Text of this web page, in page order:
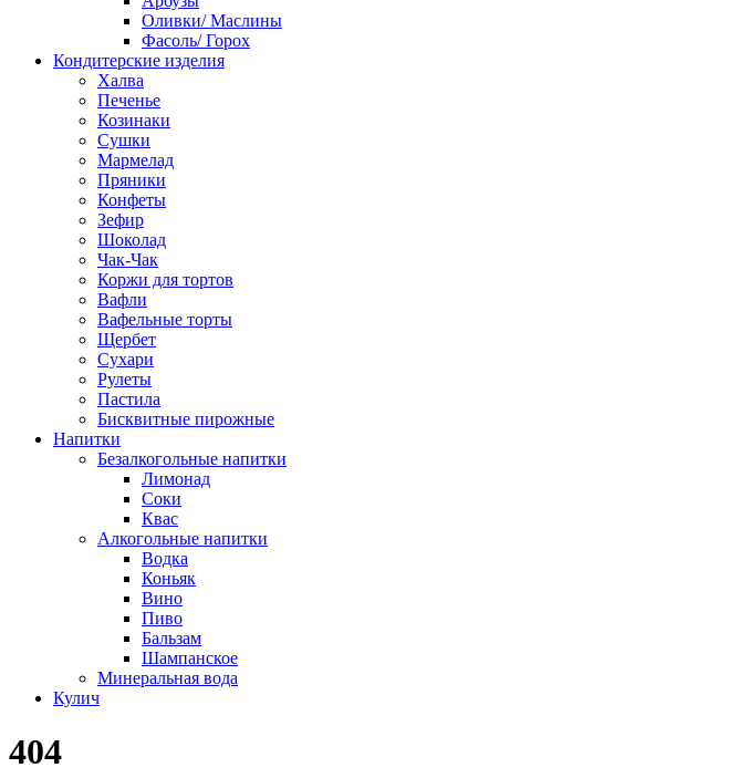
Оливки/ Маслины
Фасоль/ Горох
Кондитерские изделия
Халва
Печенье
Козинаки
Сушки
Мармелад
Пряники
Конфеты
Зефир
Шоколад
Чак-Чак
Коржи для тортов
Вафли
Вафельные торты
Щербет
Сухари
Рулеты
Пастила
Бисквитные пирожные
Напитки
Безалкогольные напитки
Лимонад
Соки
Квас
Алкогольные напитки
Водка
Коньяк
Вино
Пиво
Бальзам
Шампанское
Минеральная вода
Кулич
404